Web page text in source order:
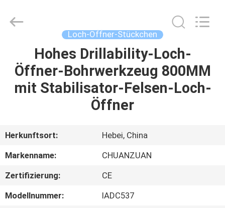
HAUS
PRODUKTE
UNS
AUSFLUG
Copyright
Drilling
Equipment
Loch-Öffner-Stückchen
Hohes Drillability-Loch-
Öffner-Bohrwerkzeug 800MM
mit Stabilisator-Felsen-Loch-
Öffner
Herkunftsort:
Hebei, China
Markenname:
CHUANZUAN
Zertifizierung:
CE
Modellnummer:
IADC537